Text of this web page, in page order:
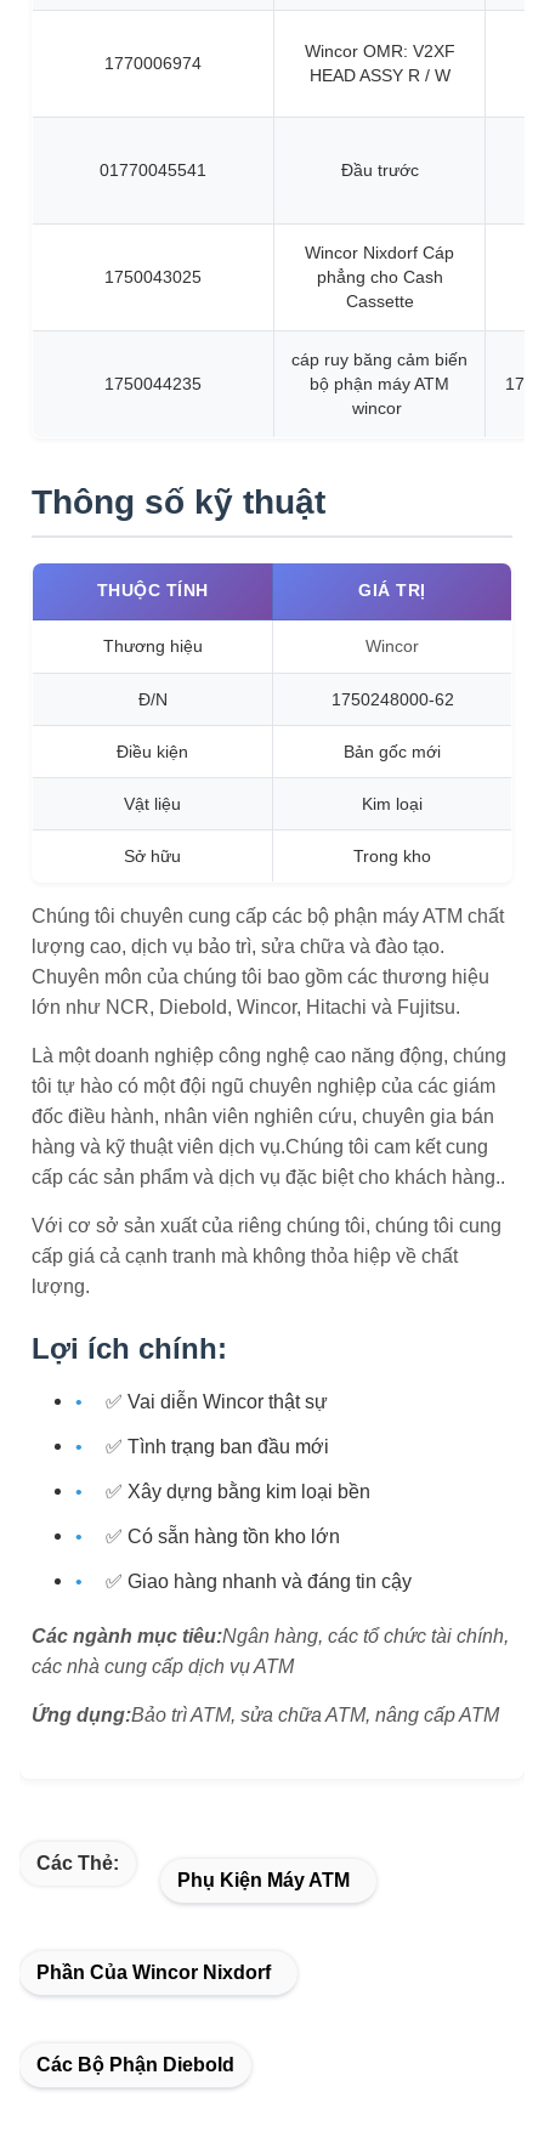
1770006974
Wincor OMR: V2XF
HEAD ASSY R / W
01770045541 Đầu trước
1750043025
Wincor Nixdorf Cáp
phẳng cho Cash
Cassette
1750044235
cáp ruy băng cảm biến
bộ phận máy ATM
wincor
Thông số kỹ thuật
THUỘC TÍNH GIÁ TRỊ
Thương hiệu Wincor
Đ/N 1750248000-62
Điều kiện Bản gốc mới
Vật liệu Kim loại
Sở hữu Trong kho
Chúng tôi chuyên cung cấp các bộ phận máy ATM chất
lượng cao, dịch vụ bảo trì, sửa chữa và đào tạo.
Chuyên môn của chúng tôi bao gồm các thương hiệu
lớn như NCR, Diebold, Wincor, Hitachi và Fujitsu.
Là một doanh nghiệp công nghệ cao năng động, chúng
tôi tự hào có một đội ngũ chuyên nghiệp của các giám
đốc điều hành, nhân viên nghiên cứu, chuyên gia bán
hàng và kỹ thuật viên dịch vụ.Chúng tôi cam kết cung
cấp các sản phẩm và dịch vụ đặc biệt cho khách hàng..
Với cơ sở sản xuất của riêng chúng tôi, chúng tôi cung
cấp giá cả cạnh tranh mà không thỏa hiệp về chất
lượng.
Lợi ích chính:
✅ Vai diễn Wincor thật sự
✅ Tình trạng ban đầu mới
✅ Xây dựng bằng kim loại bền
✅ Có sẵn hàng tồn kho lớn
✅ Giao hàng nhanh và đáng tin cậy
Các ngành mục tiêu:Ngân hàng, các tổ chức tài chính,
các nhà cung cấp dịch vụ ATM
Ứng dụng:Bảo trì ATM, sửa chữa ATM, nâng cấp ATM
Các Thẻ:
Phụ Kiện Máy ATM
Phần Của Wincor Nixdorf
Các Bộ Phận Diebold